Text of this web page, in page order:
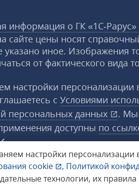
настройки
cookie , Политикой
технологии, их
информация о ГК «1С‑Рарус»
сайте цены носят
указано иное. Изображения
от фактического вида
настройки
с Условиями
персональных данных
. Мы
доступны по
«1С‑Рарус» ®. Все права